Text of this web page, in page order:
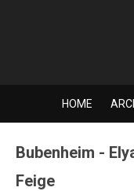
HOME
Bubenheim -
Feige